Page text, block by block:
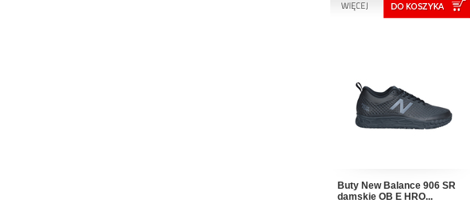
Buty New Balance 906 SR
damskie OB E HRO...